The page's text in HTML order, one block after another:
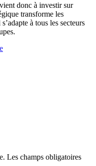
donc à investir sur
transforme les
à tous les secteurs
Les champs obligatoires